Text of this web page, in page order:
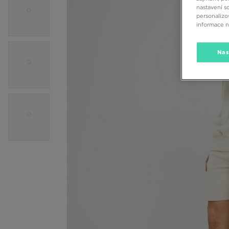
nastavení
informace